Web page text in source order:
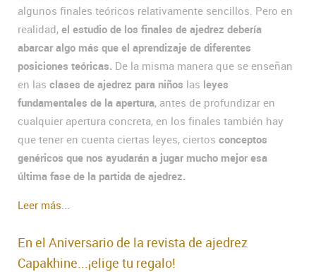
algunos finales teóricos relativamente sencillos. Pero en
realidad, el estudio de los finales de ajedrez debería
abarcar algo más que el aprendizaje de diferentes
posiciones teóricas. De la misma manera que se enseñan
en las clases de ajedrez para niños las leyes
fundamentales de la apertura, antes de profundizar en
cualquier apertura concreta, en los finales también hay
que tener en cuenta ciertas leyes, ciertos conceptos
genéricos que nos ayudarán a jugar mucho mejor esa
última fase de la partida de ajedrez.
Leer más...
En el Aniversario de la revista de ajedrez
Capakhine...¡elige tu regalo!